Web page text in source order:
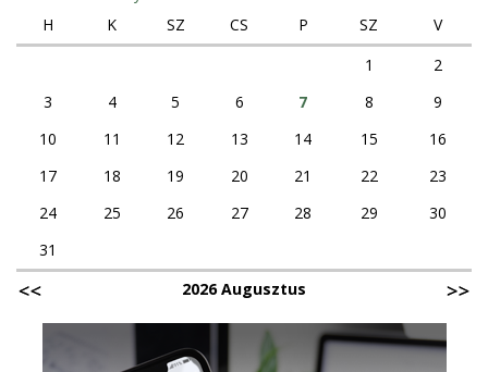
H
K SZ CS P SZ
V
1
2
3
4 5 6 7 8
9
10
11 12 13 14 15
16
17
18 19 20 21 22
23
24
25 26 27 28 29
30
31
2026 Augusztus